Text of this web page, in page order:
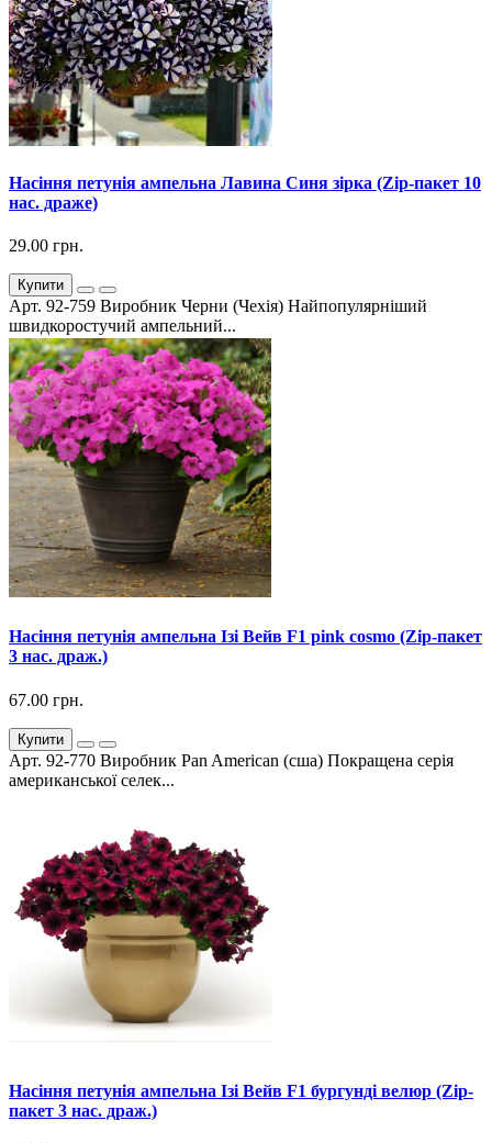
Насіння петунія ампельна Лавина Синя зірка (Zip-пакет 10
нас. драже)
29.00 грн.
Купити
Арт. 92-759 Виробник Черни (Чехія) Найпопулярніший
швидкоростучий ампельний...
Насіння петунія ампельна Ізі Вейв F1 pink cosmo (Zip-пакет
3 нас. драж.)
67.00 грн.
Купити
Арт. 92-770 Виробник Pan American (сша) Покращена серія
американської селек...
Насіння петунія ампельна Ізі Вейв F1 бургунді велюр (Zip-
пакет 3 нас. драж.)